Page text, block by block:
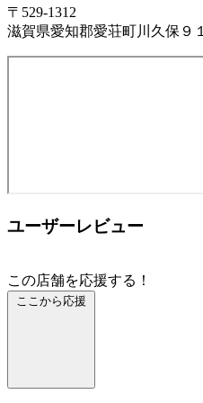
〒529-1312
滋賀県愛知郡愛荘町川久保９１
ユーザーレビュー
この店舗を応援する！
ここから応援